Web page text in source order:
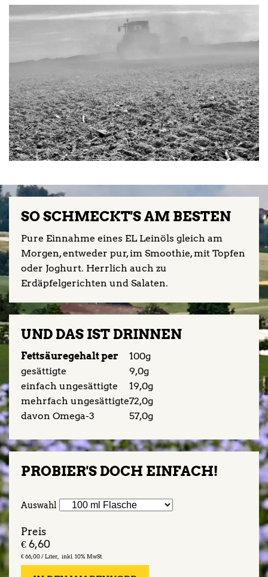
SO SCHMECKT'S AM BESTEN
Pure Einnahme eines EL Leinöls gleich am
Morgen, entweder pur, im Smoothie, mit Topfen
oder Joghurt. Herrlich auch zu
Erdäpfelgerichten und Salaten.
UND DAS IST DRINNEN
Fettsäuregehalt per
100g
gesättigte
9,0g
einfach ungesättigte
19,0g
mehrfach ungesättigte72,0g
davon Omega-3
57,0g
PROBIER'S DOCH EINFACH!
Auswahl
Preis
€6,60
€66,00 /Liter inkl. 10% MwSt.